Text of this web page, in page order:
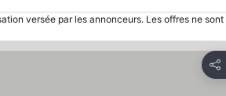
versée par les annonceurs. Les offres ne sont